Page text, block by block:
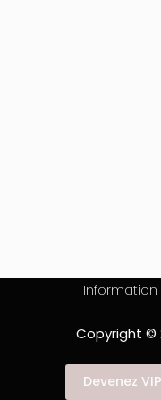
Information
Copyright ©
Devenez